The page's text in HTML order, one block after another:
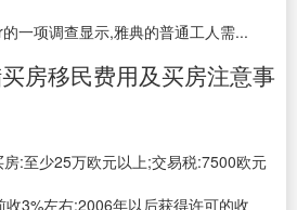
一项调查显示,雅典的普通工人需...
房移民费用及买房注意事
:至少25万欧元以上;交易税:7500欧元
3%左右;2006年以后获得许可的收